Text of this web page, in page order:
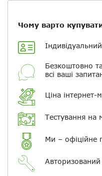
Чому варто
Безкоштовно
всі ваші
Ціна інтернет-
Тестування на
Ми – офіційне
Авторизований
Додати фотографії
Ваше ім'я
Електронна пошта